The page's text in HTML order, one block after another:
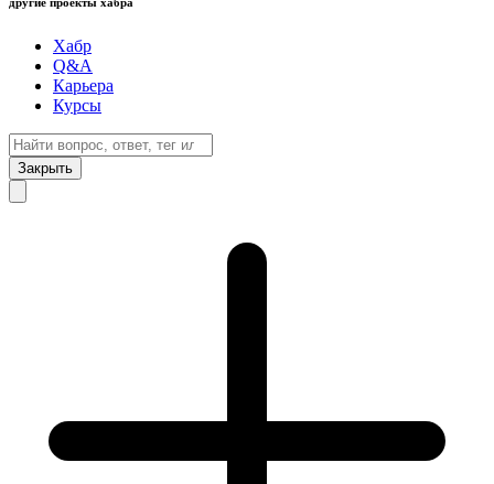
Хабр
Q&A
Карьера
Курсы
Закрыть